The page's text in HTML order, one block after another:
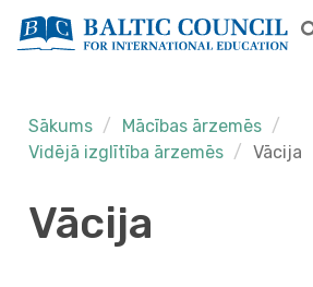
Sākums
Mācības ārzemēs
Vidējā izglītība ārzemēs
Vācija
Vācija